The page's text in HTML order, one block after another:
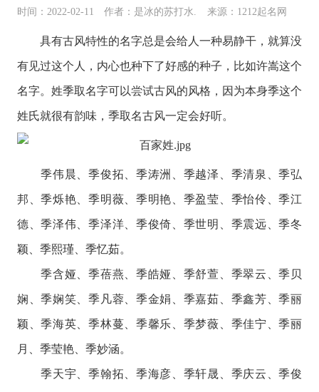
时间：2022-02-11 作者：是冰的苏打水. 来源：1212起名网
具有古风特性的名字总是会给人一种易静干，就算没
有见过这个人，内心也种下了好感的种子，比如许嵩这个
名字。姓季取名字可以尝试古风的风格，因为本身季这个
姓氏就很有韵味，季取名古风一定会好听。
季伟晨、季俊拓、季涛洲、季越泽、季清泉、季弘
邦、季烁艳、季明薇、季明艳、季盈莹、季怡伶、季江
德、季泽伟、季泽洋、季俊倚、季世明、季震远、季冬
颖、季熙瑾、季忆茹。
季含娅、季蓓燕、季皓娅、季舒萱、季翠云、季贝
娴、季娴笑、季凡蓉、季金娟、季嘉茹、季鑫芳、季丽
颖、季海英、季林蔓、季馨乐、季梦薇、季佳宁、季丽
月、季莹艳、季妙涵。
季天宇、季翰拓、季海彦、季轩晟、季庆云、季俊